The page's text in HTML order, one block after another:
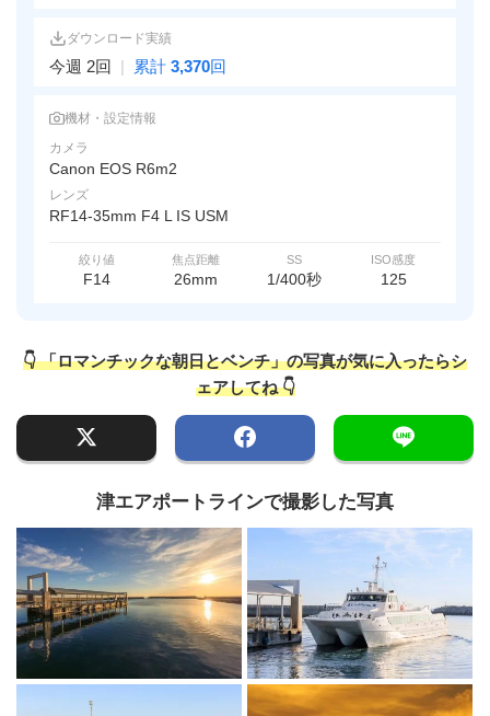
ダウンロード実績
今週 2回 | 累計 3,370回
機材・設定情報
カメラ
Canon EOS R6m2
レンズ
RF14-35mm F4 L IS USM
絞り値
F14
焦点距離
26mm
SS
1/400秒
ISO感度
125
👇 「ロマンチックな朝日とベンチ」の写真が気に入ったらシ
ェアしてね 👇
津エアポートラインで撮影した写真